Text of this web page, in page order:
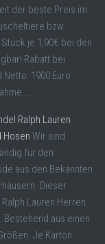
der beste Preis im
bzw.
je 1,90€ bei den
Rabatt bei
1900 Euro
...
Ralph Lauren
Hosen Wir sind
für den
aus den Bekannten
Dieser
Lauren Herren
Bestehend aus einen
Je Karton